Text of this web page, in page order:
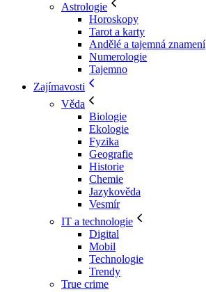
Astrologie
Horoskopy
Tarot a karty
Andělé a tajemná znamení
Numerologie
Tajemno
Zajímavosti
Věda
Biologie
Ekologie
Fyzika
Geografie
Historie
Chemie
Jazykověda
Vesmír
IT a technologie
Digital
Mobil
Technologie
Trendy
True crime